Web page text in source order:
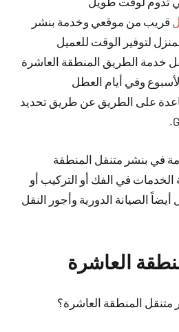
قريب من موقعي وخدمة بنشر
لتوفير الوقت للعميل
خدمة الطريق المنطقة العاشرة
على الطريق عن طريق تحديد
في بنشر متنقل المنطقة
في الفك أو التركيب أو
الصيانة الدورية وأجور النقل
العاشرة
المنطقة العاشرة؟